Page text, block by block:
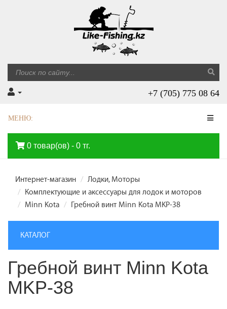
+7 (705) 775 08 64
МЕНЮ:
0 товар(ов) - 0 тг.
Интернет-магазин
Лодки, Моторы
Комплектующие и аксессуары для лодок и моторов
Minn Kota
Гребной винт Minn Kota MKP-38
КАТАЛОГ
Гребной винт Minn Kota
MKP-38